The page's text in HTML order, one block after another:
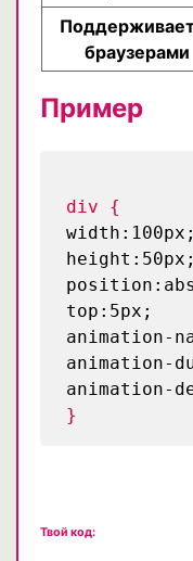
браузерами
Пример
div {
width:100px;
height:50px;
top:5px;
animation-
animation-
animation-
}
Твой код: